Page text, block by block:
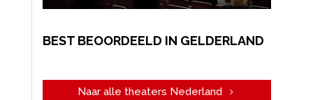
BEST BEOORDEELD IN GELDERLAND
Naar alle theaters Nederland